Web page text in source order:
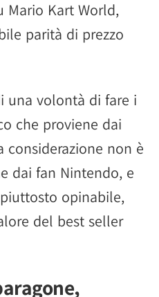
Mario Kart World,
parità di prezzo
una volontà di fare i
che proviene dai
non è
dai fan Nintendo, e
opinabile,
del best seller